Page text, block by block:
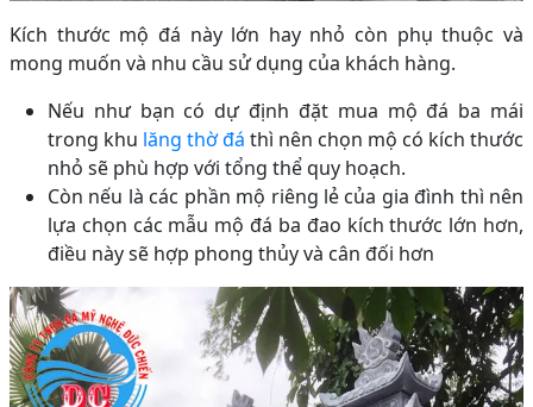
Kích thước mộ đá này lớn hay nhỏ còn phụ thuộc và
mong muốn và nhu cầu sử dụng của khách hàng.
Nếu như bạn có dự định đặt mua mộ đá ba mái
trong khu lăng thờ đá thì nên chọn mộ có kích thước
nhỏ sẽ phù hợp với tổng thể quy hoạch.
Còn nếu là các phần mộ riêng lẻ của gia đình thì nên
lựa chọn các mẫu mộ đá ba đao kích thước lớn hơn,
điều này sẽ hợp phong thủy và cân đối hơn